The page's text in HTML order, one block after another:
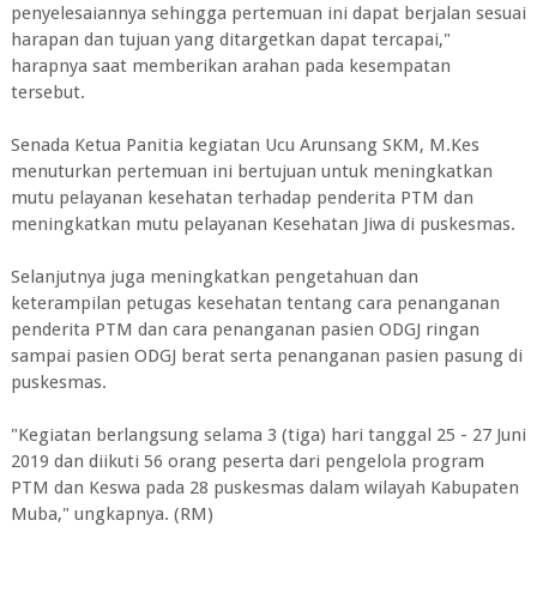
penyelesaiannya sehingga pertemuan ini dapat berjalan sesuai
harapan dan tujuan yang ditargetkan dapat tercapai,"
harapnya saat memberikan arahan pada kesempatan
tersebut.
Senada Ketua Panitia kegiatan Ucu Arunsang SKM, M.Kes
menuturkan pertemuan ini bertujuan untuk meningkatkan
mutu pelayanan kesehatan terhadap penderita PTM dan
meningkatkan mutu pelayanan Kesehatan Jiwa di puskesmas.
Selanjutnya juga meningkatkan pengetahuan dan
keterampilan petugas kesehatan tentang cara penanganan
penderita PTM dan cara penanganan pasien ODGJ ringan
sampai pasien ODGJ berat serta penanganan pasien pasung di
puskesmas.
"Kegiatan berlangsung selama 3 (tiga) hari tanggal 25 - 27 Juni
2019 dan diikuti 56 orang peserta dari pengelola program
PTM dan Keswa pada 28 puskesmas dalam wilayah Kabupaten
Muba," ungkapnya. (RM)